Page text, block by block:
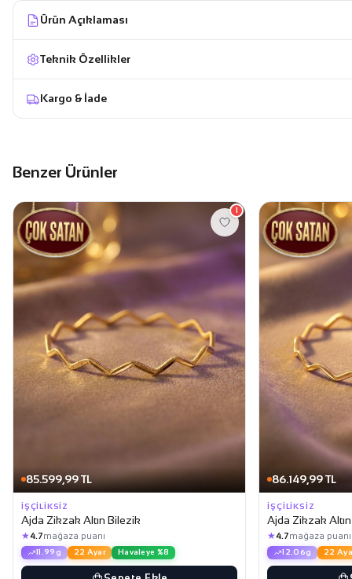
Ürün Açıklaması
Teknik Özellikler
Kargo & İade
Benzer Ürünler
85.599,99 TL
1
İŞÇILIKSIZ
Ajda Zikzak Altın Bilezik
★4.7mağaza puanı
11.99g 22 Ayar Havaleye %8
86.149,99 TL
İŞÇILIKSIZ
Ajda Zikzak
★4.7mağaza puanı
12.06g 22